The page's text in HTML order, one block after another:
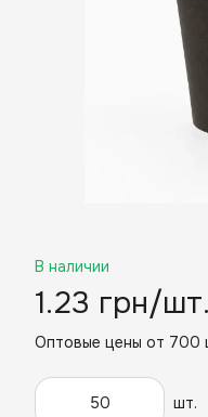
В наличии
1.23 грн/шт.
Оптовые цены от 700
шт.